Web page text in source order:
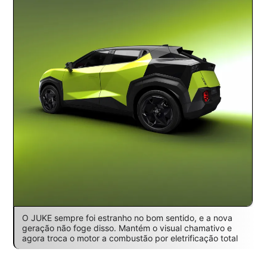
O JUKE sempre foi estranho no bom sentido, e a nova
geração não foge disso. Mantém o visual chamativo e
agora troca o motor a combustão por eletrificação total